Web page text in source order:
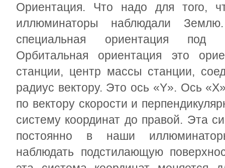
Ориентация. Что надо для того,
иллюминаторы наблюдали
специальная ориентация под
Орбитальная ориентация это
станции, центр массы станции,
радиус вектору. Это ось «Y». Ось
по вектору скорости и
систему координат до правой. Эта
постоянно в наши
наблюдать подстилающую